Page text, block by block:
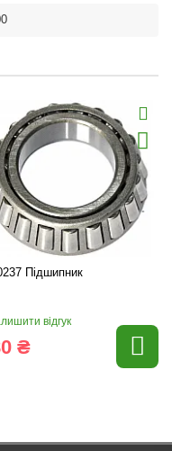
Підшипник
відгук
₴